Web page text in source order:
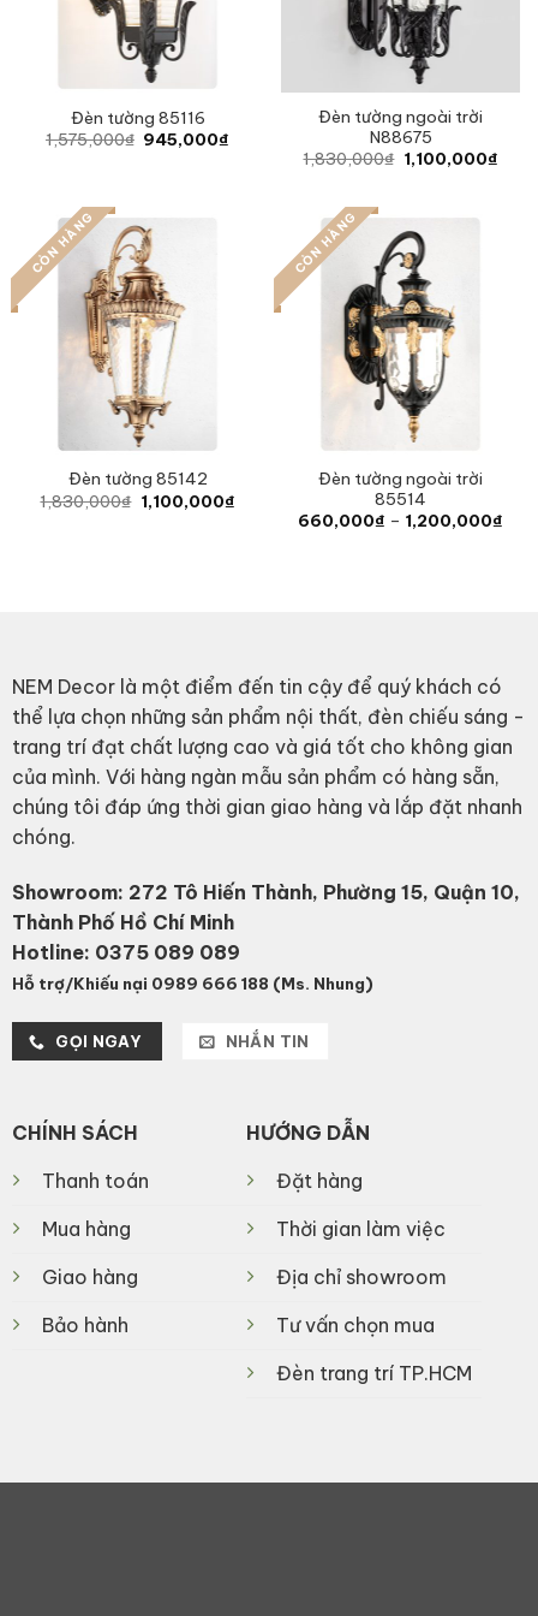
Đèn tường 85116
1,575,000₫ Original
price
945,000₫
Đèn tường ngoài trời
N88675
1,830,000₫ Original
price
1,100,000₫
CÒN HÀNG
Đèn tường 85142
1,830,000₫ Original
price
1,100,000₫Current
CÒN HÀNG
Đèn tường ngoài trời
85514
660,000₫ – 1,200,000₫
NEM Decor là một điểm đến tin cậy để quý khách có
thể lựa chọn những sản phẩm nội thất, đèn chiếu sáng -
trang trí đạt chất lượng cao và giá tốt cho không gian
của mình. Với hàng ngàn mẫu sản phẩm có hàng sẵn,
chúng tôi đáp ứng thời gian giao hàng và lắp đặt nhanh
chóng.
Showroom: 272 Tô Hiến Thành, Phường 15, Quận 10,
Thành Phố Hồ Chí Minh
Hotline: 0375 089 089
Hỗ trợ/Khiếu nại 0989 666 188 (Ms. Nhung)
GỌI NGAY NHẮN TIN
CHÍNH SÁCH
Thanh toán
Mua hàng
Giao hàng
Bảo hành
HƯỚNG DẪN
Đặt hàng
Thời gian làm việc
Địa chỉ showroom
Tư vấn chọn mua
Đèn trang trí TP.HCM